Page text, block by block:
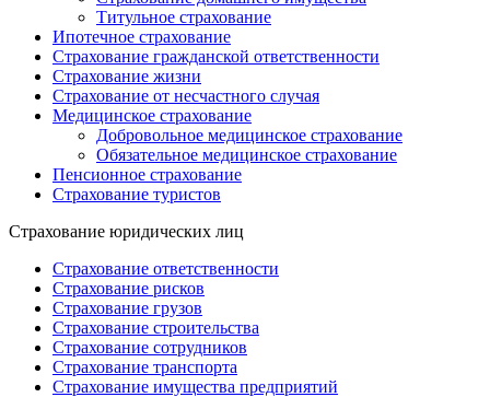
Титульное страхование
Ипотечное страхование
Страхование гражданской ответственности
Страхование жизни
Страхование от несчастного случая
Медицинское страхование
Добровольное медицинское страхование
Обязательное медицинское страхование
Пенсионное страхование
Страхование туристов
Страхование юридических лиц
Страхование ответственности
Страхование рисков
Страхование грузов
Страхование строительства
Страхование сотрудников
Страхование транспорта
Страхование имущества предприятий